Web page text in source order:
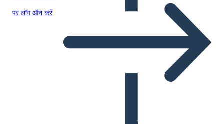
पर लॉग ऑन करें